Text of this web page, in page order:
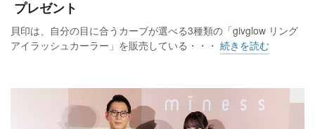
プレゼント
貝印は、自分の目に合うカーブが選べる3種類の「givglow リング
アイラッシュカーラー」を販売している・・・ 続きを読む